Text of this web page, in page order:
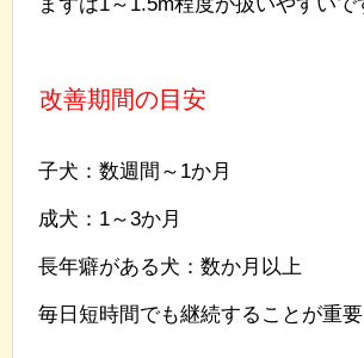
改善期間の目安
子犬：数週間～1か月
成犬：1～3か月
長年癖がある犬：数か月以上
毎日短時間でも継続することが重要